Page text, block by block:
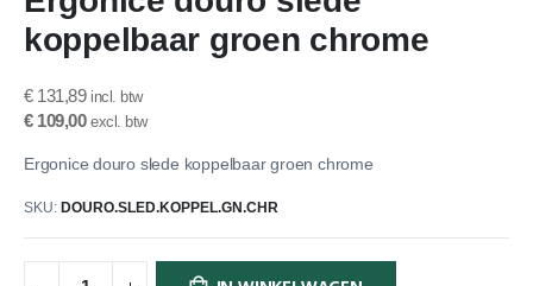
het
begin
de
afbeeldingen-
koppelbaar groen chrome
€ 131,89
€ 109,00
Ergonice douro slede koppelbaar groen chrome
SKU DOURO.SLED.KOPPEL.GN.CHR